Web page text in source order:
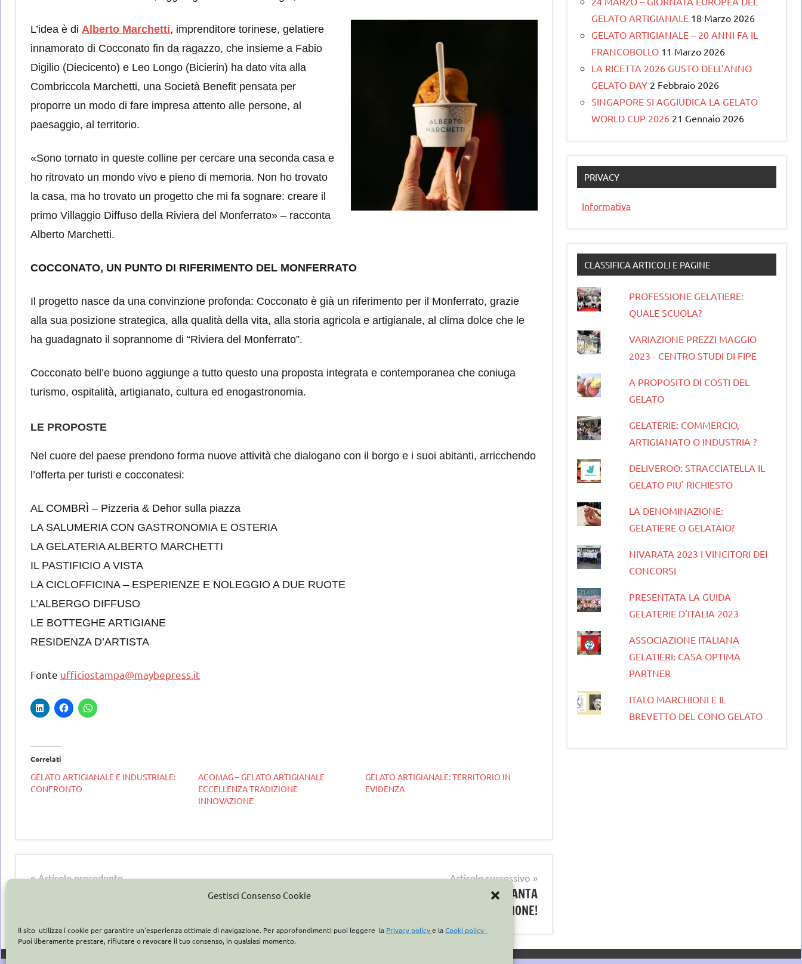
Gestisci Consenso Cookie
Il sito utilizza i cookie per garantire un'esperienza ottimale di navigazione. Per approfondimenti puoi leggere la Privacy policye laCooki policy
Puoi liberamente prestare, rifiutare o revocare il tuo consenso, in qualsiasi momento.
L’idea è di Alberto Marchetti, imprenditore torinese, gelatiere
innamorato di Cocconato fin da ragazzo, che insieme a Fabio
Digilio (Diecicento) e Leo Longo (Bicierin) ha dato vita alla
Combriccola Marchetti, una Società Benefit pensata per
proporre un modo di fare impresa attento alle persone, al
paesaggio, al territorio.
«Sono tornato in queste colline per cercare una seconda casa e
ho ritrovato un mondo vivo e pieno di memoria. Non ho trovato
la casa, ma ho trovato un progetto che mi fa sognare: creare il
primo Villaggio Diffuso della Riviera del Monferrato» – racconta
Alberto Marchetti.
COCCONATO, UN PUNTO DI RIFERIMENTO DEL MONFERRATO
Il progetto nasce da una convinzione profonda: Cocconato è già un riferimento per il Monferrato, grazie
alla sua posizione strategica, alla qualità della vita, alla storia agricola e artigianale, al clima dolce che le
ha guadagnato il soprannome di “Riviera del Monferrato”.
Cocconato bell’e buono aggiunge a tutto questo una proposta integrata e contemporanea che coniuga
turismo, ospitalità, artigianato, cultura ed enogastronomia.
LE PROPOSTE
Nel cuore del paese prendono forma nuove attività che dialogano con il borgo e i suoi abitanti, arricchendo
l’offerta per turisti e cocconatesi:
AL COMBRÌ – Pizzeria & Dehor sulla piazza
LA SALUMERIA CON GASTRONOMIA E OSTERIA
LA GELATERIA ALBERTO MARCHETTI
IL PASTIFICIO A VISTA
LA CICLOFFICINA – ESPERIENZE E NOLEGGIO A DUE RUOTE
L’ALBERGO DIFFUSO
LE BOTTEGHE ARTIGIANE
RESIDENZA D’ARTISTA
Fonte ufficiostampa@maybepress.it
Correlati
GELATO ARTIGIANALE E INDUSTRIALE:
CONFRONTO
ACOMAG – GELATO ARTIGIANALE
ECCELLENZA TRADIZIONE
INNOVAZIONE
GELATO ARTIGIANALE: TERRITORIO IN
EVIDENZA
gelateria
gelato
Navigazione
Articolo precedente
INNOVAZIONE SCIENTIFICA E GELATO
Articolo successivo
NOTIZIE AUMENTO PREZZI GELATO: QUANTA
CONFUSIONE!
GELATO ARTIGIANALE 18 Marzo 2026
GELATO ARTIGIANALE – 20 ANNI FA IL
FRANCOBOLLO 11 Marzo 2026
LA RICETTA 2026 GUSTO DELL’ANNO
GELATO DAY 2 Febbraio 2026
SINGAPORE SI AGGIUDICA LA GELATO
WORLD CUP 2026 21 Gennaio 2026
PRIVACY
Informativa
CLASSIFICA ARTICOLI E PAGINE
PROFESSIONE GELATIERE:
QUALE SCUOLA?
VARIAZIONE PREZZI MAGGIO
2023 - CENTRO STUDI DI FIPE
A PROPOSITO DI COSTI DEL
GELATO
GELATERIE: COMMERCIO,
ARTIGIANATO O INDUSTRIA ?
DELIVEROO: STRACCIATELLA IL
GELATO PIU' RICHIESTO
LA DENOMINAZIONE:
GELATIERE O GELATAIO?
NIVARATA 2023 I VINCITORI DEI
CONCORSI
PRESENTATA LA GUIDA
GELATERIE D'ITALIA 2023
ASSOCIAZIONE ITALIANA
GELATIERI: CASA OPTIMA
PARTNER
ITALO MARCHIONI E IL
BREVETTO DEL CONO GELATO